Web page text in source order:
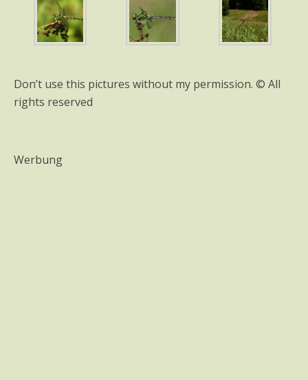
Don’t use this pictures without my permission. © All
rights reserved
Werbung